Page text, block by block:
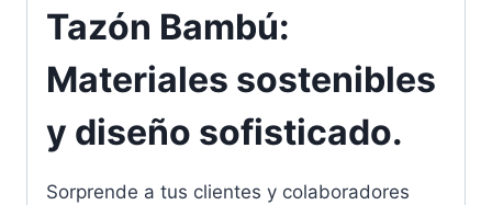
Tazón Bambú:
Materiales sostenibles
y diseño sofisticado.
Sorprende a tus clientes y colaboradores